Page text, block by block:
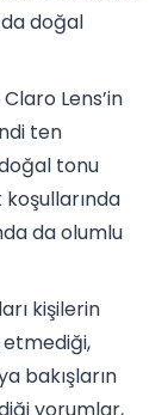
doğal
Claro Lens’in
ten
tonu
koşullarında
da olumlu
kişilerin
etmediği,
bakışların
yorumlar,